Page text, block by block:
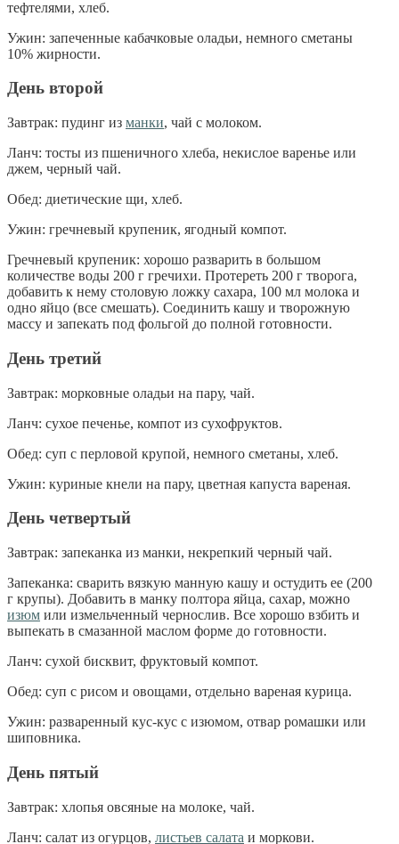
тефтелями, хлеб.
Ужин: запеченные кабачковые оладьи, немного сметаны
10% жирности.
День второй
Завтрак: пудинг из манки, чай с молоком.
Ланч: тосты из пшеничного хлеба, некислое варенье или
джем, черный чай.
Обед: диетические щи, хлеб.
Ужин: гречневый крупеник, ягодный компот.
Гречневый крупеник: хорошо разварить в большом
количестве воды 200 г гречихи. Протереть 200 г творога,
добавить к нему столовую ложку сахара, 100 мл молока и
одно яйцо (все смешать). Соединить кашу и творожную
массу и запекать под фольгой до полной готовности.
День третий
Завтрак: морковные оладьи на пару, чай.
Ланч: сухое печенье, компот из сухофруктов.
Обед: суп с перловой крупой, немного сметаны, хлеб.
Ужин: куриные кнели на пару, цветная капуста вареная.
День четвертый
Завтрак: запеканка из манки, некрепкий черный чай.
Запеканка: сварить вязкую манную кашу и остудить ее (200
г крупы). Добавить в манку полтора яйца, сахар, можно
изюм или измельченный чернослив. Все хорошо взбить и
выпекать в смазанной маслом форме до готовности.
Ланч: сухой бисквит, фруктовый компот.
Обед: суп с рисом и овощами, отдельно вареная курица.
Ужин: разваренный кус-кус с изюмом, отвар ромашки или
шиповника.
День пятый
Завтрак: хлопья овсяные на молоке, чай.
Ланч: салат из огурцов, листьев салата и моркови.